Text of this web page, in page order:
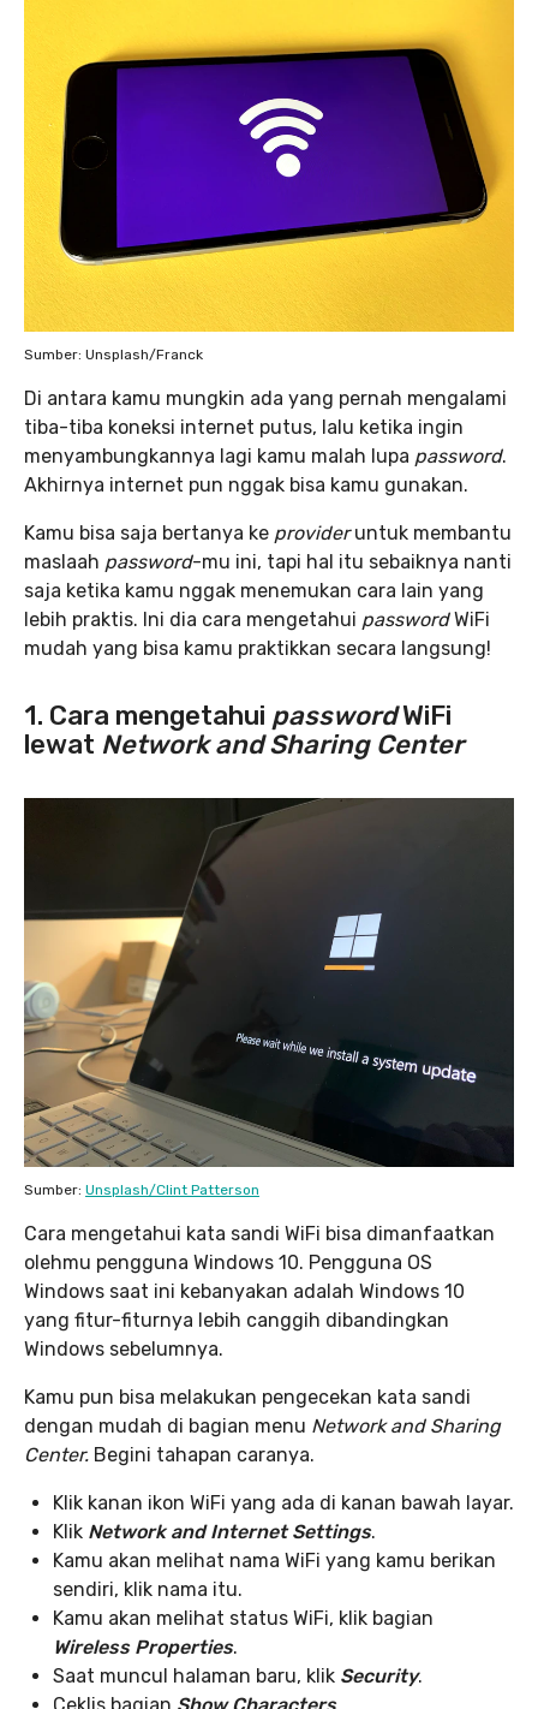
Sumber: Unsplash/Franck
Di antara kamu mungkin ada yang pernah mengalami
tiba-tiba koneksi internet putus, lalu ketika ingin
menyambungkannya lagi kamu malah lupa password.
Akhirnya internet pun nggak bisa kamu gunakan.
Kamu bisa saja bertanya ke provideruntuk membantu
maslaah password-mu ini, tapi hal itu sebaiknya nanti
saja ketika kamu nggak menemukan cara lain yang
lebih praktis. Ini dia cara mengetahui passwordWiFi
mudah yang bisa kamu praktikkan secara langsung!
1. Cara mengetahui passwordWiFi
lewat Network and Sharing Center
Sumber: Unsplash/Clint Patterson
Cara mengetahui kata sandi WiFi bisa dimanfaatkan
olehmu pengguna Windows 10. Pengguna OS
Windows saat ini kebanyakan adalah Windows 10
yang fitur-fiturnya lebih canggih dibandingkan
Windows sebelumnya.
Kamu pun bisa melakukan pengecekan kata sandi
dengan mudah di bagian menu Network and Sharing
Center. Begini tahapan caranya.
Klik kanan ikon WiFi yang ada di kanan bawah layar.
Klik Network and Internet Settings.
Kamu akan melihat nama WiFi yang kamu berikan
sendiri, klik nama itu.
Kamu akan melihat status WiFi, klik bagian
Wireless Properties.
Saat muncul halaman baru, klik Security.
Ceklis bagian Show Characters.